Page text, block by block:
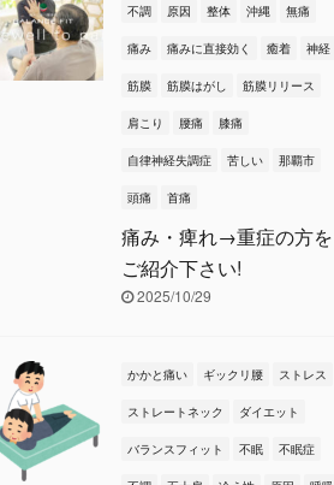
不調 原因 整体 沖縄 無痛
痛み 痛みに直接効く 癒着 神経
筋膜 筋膜はがし 筋膜リリース
肩こり 腰痛 膝痛
自律神経失調症 苦しい 那覇市
頭痛 首痛
痛み・痺れ→重症の方を
ご紹介下さい!
2025/10/29
かかと痛い ギックリ腰 ストレス
ストレートネック ダイエット
バランスフィット 不眠 不眠症